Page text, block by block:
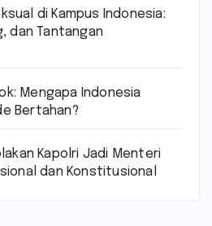
di Kampus Indonesia:
dan Tantangan
Mengapa Indonesia
Bertahan?
Kapolri Jadi Menteri
dan Konstitusional